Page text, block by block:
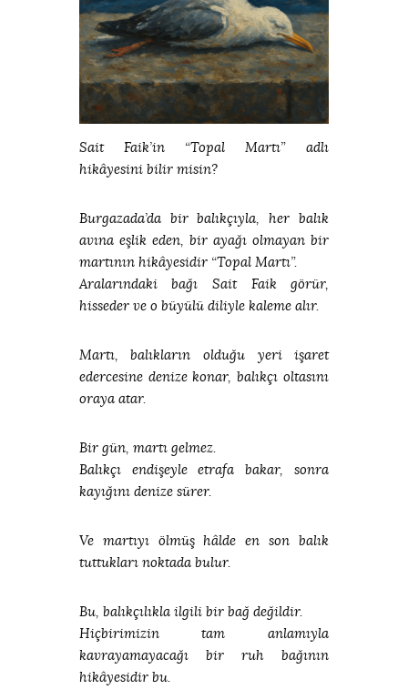
Sait Faik’in “Topal Martı” adlı
hikâyesini bilir misin?
Burgazada’da bir balıkçıyla, her balık
avına eşlik eden, bir ayağı olmayan bir
martının hikâyesidir “Topal Martı”.
Aralarındaki bağı Sait Faik görür,
hisseder ve o büyülü diliyle kaleme alır.
Martı, balıkların olduğu yeri işaret
edercesine denize konar, balıkçı oltasını
oraya atar.
Bir gün, martı gelmez.
Balıkçı endişeyle etrafa bakar, sonra
kayığını denize sürer.
Ve martıyı ölmüş hâlde en son balık
tuttukları noktada bulur.
Bu, balıkçılıkla ilgili bir bağ değildir.
Hiçbirimizin tam anlamıyla
kavrayamayacağı bir ruh bağının
hikâyesidir bu.